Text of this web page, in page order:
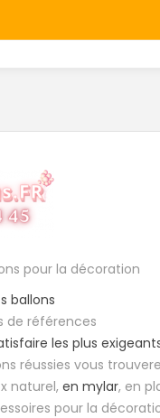
pour la décoration
ballons
de références
les plus
réussies vous
naturel, en mylar, en
pour la